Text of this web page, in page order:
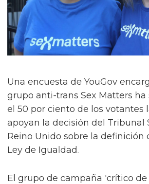
Una encuesta de YouGov
grupo anti-trans Sex Matters
el 50 por ciento de los votantes
apoyan la decisión del Tribunal
Reino Unido sobre la definición
Ley de Igualdad.
El grupo de campaña 'crítico